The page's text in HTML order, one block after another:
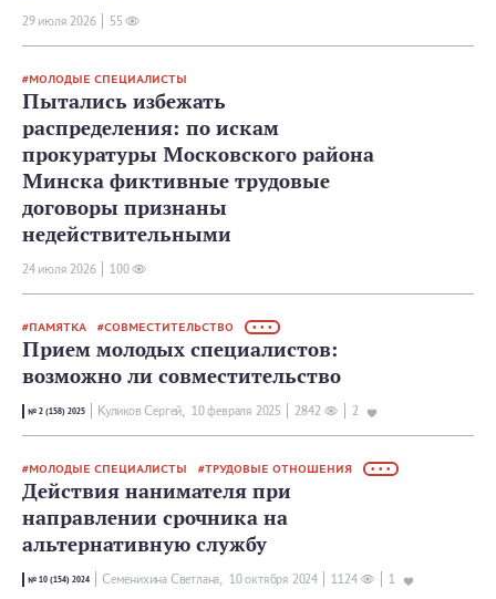
29 июля 2026 55
МОЛОДЫЕ СПЕЦИАЛИСТЫ
Пытались избежать
распределения: по искам
прокуратуры Московского района
Минска фиктивные трудовые
договоры признаны
недействительными
24 июля 2026 100
ПАМЯТКА СОВМЕСТИТЕЛЬСТВО • • •
Прием молодых специалистов:
возможно ли совместительство
№ 2 (158) 2025 Куликов Сергей, 10 февраля 2025 2842 2
МОЛОДЫЕ СПЕЦИАЛИСТЫ ТРУДОВЫЕ ОТНОШЕНИЯ • • •
Действия нанимателя при
направлении срочника на
альтернативную службу
№ 10 (154) 2024 Семенихина Светлана, 10 октября 2024 1124 1